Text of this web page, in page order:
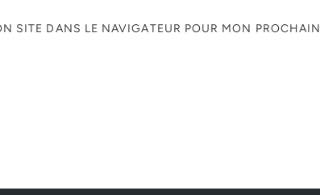
SITE DANS LE NAVIGATEUR POUR MON PROCHAIN